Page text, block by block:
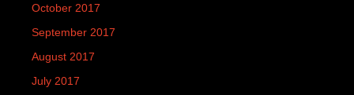
October 2017
September 2017
August 2017
July 2017